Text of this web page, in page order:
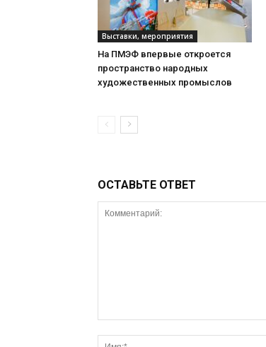
Выставки, мероприятия
На ПМЭФ впервые откроется
пространство народных
художественных промыслов
ОСТАВЬТЕ ОТВЕТ